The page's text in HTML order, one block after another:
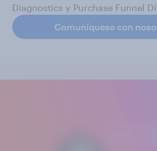
Diagnostics y Purchase Funnel
Comuníquese con